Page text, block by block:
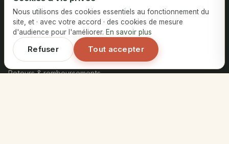
Aide
Contact
FAQ
Notre histoire
Blog
Retours & remboursements
Nous utilisons des cookies essentiels au fonctionnement du
site, et · avec votre accord · des cookies de mesure
d'audience pour l'améliorer. En savoir plus
Refuser Tout accepter